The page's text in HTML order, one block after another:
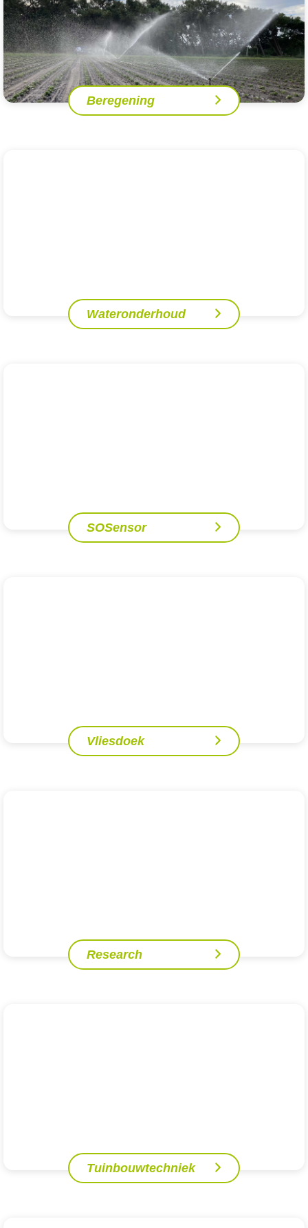
Beregening
Wateronderhoud
SOSensor
Vliesdoek
Research
Tuinbouwtechniek